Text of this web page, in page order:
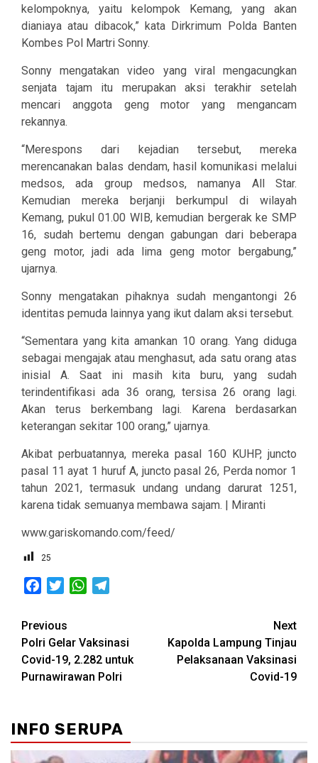
kelompoknya, yaitu kelompok Kemang, yang akan
dianiaya atau dibacok,” kata Dirkrimum Polda Banten
Kombes Pol Martri Sonny.
Sonny mengatakan video yang viral mengacungkan
senjata tajam itu merupakan aksi terakhir setelah
mencari anggota geng motor yang mengancam
rekannya.
“Merespons dari kejadian tersebut, mereka
merencanakan balas dendam, hasil komunikasi melalui
medsos, ada group medsos, namanya All Star.
Kemudian mereka berjanji berkumpul di wilayah
Kemang, pukul 01.00 WIB, kemudian bergerak ke SMP
16, sudah bertemu dengan gabungan dari beberapa
geng motor, jadi ada lima geng motor bergabung,”
ujarnya.
Sonny mengatakan pihaknya sudah mengantongi 26
identitas pemuda lainnya yang ikut dalam aksi tersebut.
“Sementara yang kita amankan 10 orang. Yang diduga
sebagai mengajak atau menghasut, ada satu orang atas
inisial A. Saat ini masih kita buru, yang sudah
terindentifikasi ada 36 orang, tersisa 26 orang lagi.
Akan terus berkembang lagi. Karena berdasarkan
keterangan sekitar 100 orang,” ujarnya.
Akibat perbuatannya, mereka pasal 160 KUHP, juncto
pasal 11 ayat 1 huruf A, juncto pasal 26, Perda nomor 1
tahun 2021, termasuk undang undang darurat 1251,
karena tidak semuanya membawa sajam. | Miranti
www.gariskomando.com/feed/
25
FacebookTwitterWhatsApp
Post
navigation
Previous
Polri Gelar Vaksinasi
Covid-19, 2.282 untuk
Purnawirawan Polri
Next
Kapolda Lampung Tinjau
Pelaksanaan Vaksinasi
Covid-19
INFO SERUPA